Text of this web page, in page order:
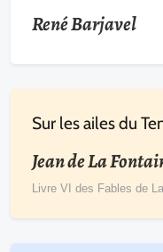
René Barjavel
Sur les ailes du
Jean de La
Livre VI des Fables de